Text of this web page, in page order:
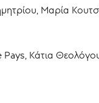
Μαρία
Κάτια